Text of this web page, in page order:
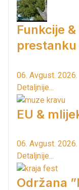
Funkcije
06. Avgust. 2026.
Detaljnije...
EU &
06. Avgust. 2026.
Detaljnije...
Održana